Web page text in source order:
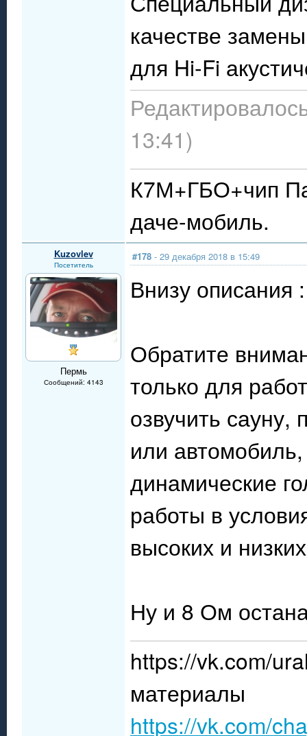
качестве
для Hi-Fi
13:41)
К7М+ГБО+чип
даче-мобиль.
Kuzovlev
Посетитель
Пермь
Сообщений: 4143
#178 - 29 декабря 2018 в 15:49
Внизу описания :
Обратите
только для
озвучить сауну,
или
динамические
работы в
высоких и
Ну и 8 Ом
https://vk.com/
материалы
https://vk.com/